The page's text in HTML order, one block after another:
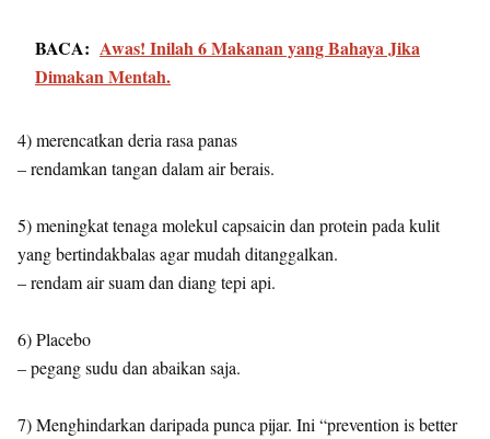
BACA: Awas! Inilah 6 Makanan yang Bahaya Jika
Dimakan Mentah.
4) merencatkan deria rasa panas
– rendamkan tangan dalam air berais.
5) meningkat tenaga molekul capsaicin dan protein pada kulit
yang bertindakbalas agar mudah ditanggalkan.
– rendam air suam dan diang tepi api.
6) Placebo
– pegang sudu dan abaikan saja.
7) Menghindarkan daripada punca pijar. Ini “prevention is better